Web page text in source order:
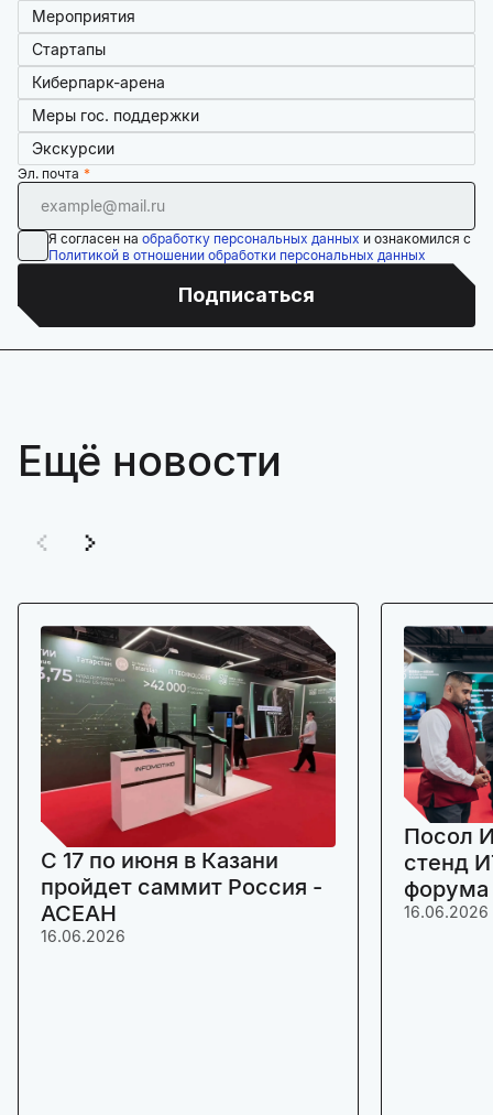
Мероприятия
Стартапы
Киберпарк-арена
Меры гос. поддержки
Экскурсии
Эл. почта
Я согласен на обработку персональных данных и ознакомился с
Политикой в отношении обработки персональных данных
Подписаться
Ещё новости
C 17 по июня в Казани
пройдет саммит Россия -
АСЕАН
16.06.2026
Посол
стенд
16.06.2026